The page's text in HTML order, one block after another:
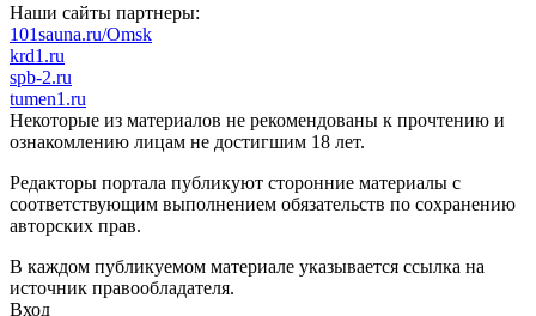
Наши сайты партнеры:
101sauna.ru/Omsk
krd1.ru
spb-2.ru
tumen1.ru
Некоторые из материалов не рекомендованы к прочтению и
ознакомлению лицам не достигшим 18 лет.
Редакторы портала публикуют сторонние материалы с
соответствующим выполнением обязательств по сохранению
авторских прав.
В каждом публикуемом материале указывается ссылка на
источник правообладателя.
Вход